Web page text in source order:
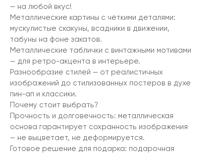
— на любой вкус!
Металлические картины с чёткими деталями:
мускулистые скакуны, всадники в движении,
табуны на фоне закатов.
Металлические таблички с винтажными мотивами
— для ретро-акцента в интерьере.
Разнообразие стилей — от реалистичных
изображений до стилизованных постеров в духе
пин-ап и классики.
Почему стоит выбрать?
Прочность и долговечность: металлическая
основа гарантирует сохранность изображения
— не выцветает, не деформируется.
Готовое решение для подарка: подарочная